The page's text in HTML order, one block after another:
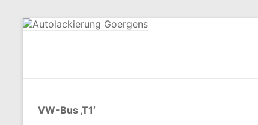
Zum
VW-Bus ‚T1‘